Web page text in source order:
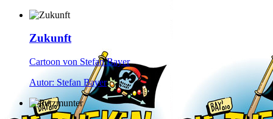
Zukunft
Cartoon von Stefan Bayer
Autor: Stefan Bayer